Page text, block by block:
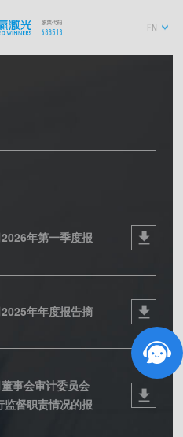
EN
年第一季度报
年年度报告摘
事会审计委员会
督职责情况的报